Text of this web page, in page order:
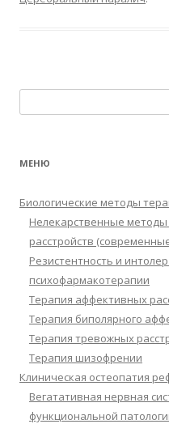
МЕНЮ
Биологические методы
Нелекарственные методы
расстройств
Резистентность и
психофармакотерапии
Терапия аффективных
Терапия биполярного
Терапия тревожных
Терапия шизофрении
Клиническая остеопатия
Вегатативная нервная
функциональной